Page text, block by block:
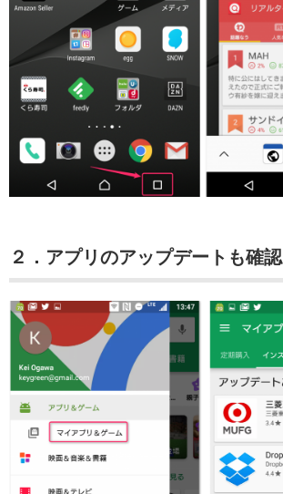
２．アプリのアップデートも確認